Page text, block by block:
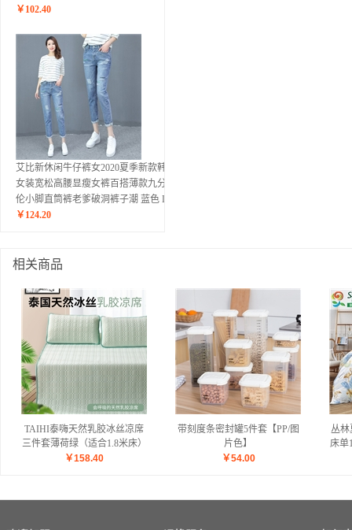
￥ 102.40
艾比新休闲牛仔裤女2020夏季新款韩版
女装宽松高腰显瘦女裤百搭薄款九分哈
伦小脚直筒裤老爹破洞裤子潮 蓝色 L
￥ 124.20